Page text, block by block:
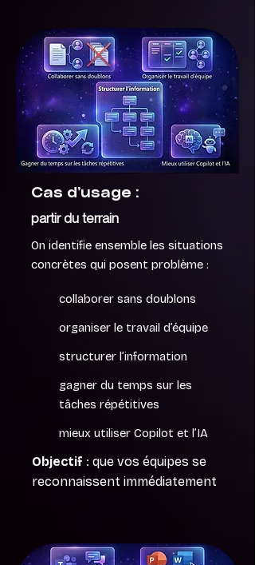
Cas d’usage :
partir du terrain
On identifie ensemble les situations
concrètes qui posent problème :
collaborer sans doublons
organiser le travail d’équipe
structurer l’information
gagner du temps sur les
tâches répétitives
mieux utiliser Copilot et l’IA
Objectif : que vos équipes se
reconnaissent immédiatement